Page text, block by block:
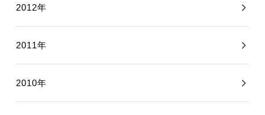
2012年
2011年
2010年